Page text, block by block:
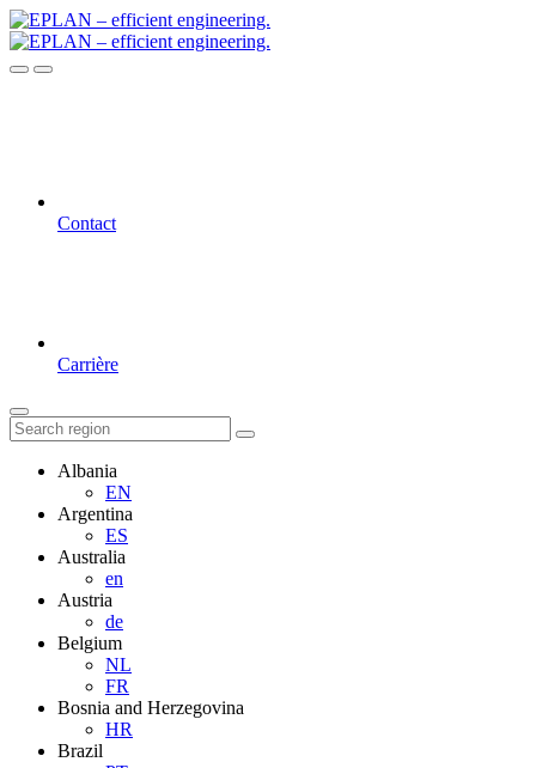
Contact
Carrière
Albania
EN
Argentina
ES
Australia
en
Austria
de
Belgium
NL
FR
Bosnia and Herzegovina
HR
Brazil